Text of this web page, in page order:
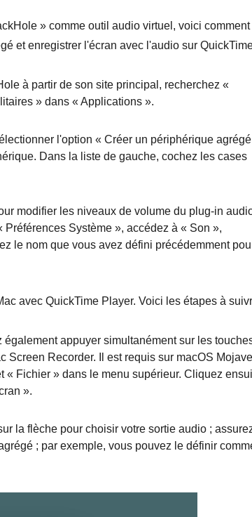
» comme outil audio virtuel, voici comment
et enregistrer l'écran avec l'audio sur
à partir de son site principal, recherchez «
» dans « Applications ».
l'option « Créer un périphérique
Dans la liste de gauche, cochez les cases
modifier les niveaux de volume du plug-in
Système », accédez à « Son »,
le nom que vous avez défini précédemment
avec QuickTime Player. Voici les étapes à
appuyer simultanément sur les
Screen Recorder. Il est requis sur macOS
« Fichier » dans le menu supérieur. Cliquez
».
la flèche pour choisir votre sortie audio ;
; par exemple, vous pouvez le définir